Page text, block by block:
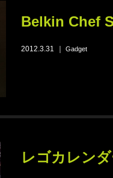
Belkin Chef
2012.3.31 Gadget
レゴカレン